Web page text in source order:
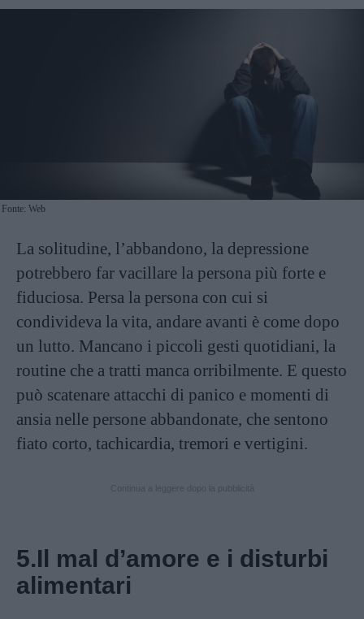
Fonte: Web
La solitudine, l’abbandono, la depressione
potrebbero far vacillare la persona più forte e
fiduciosa. Persa la persona con cui si
condivideva la vita, andare avanti è come dopo
un lutto. Mancano i piccoli gesti quotidiani, la
routine che a tratti manca orribilmente. E questo
può scatenare attacchi di panico e momenti di
ansia nelle persone abbandonate, che sentono
fiato corto, tachicardia, tremori e vertigini.
5.Il mal d’amore e i disturbi
alimentari